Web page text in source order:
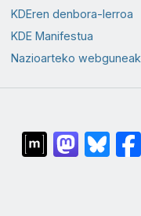
KDEren denbora-lerroa
KDE Manifestua
Nazioarteko webguneak